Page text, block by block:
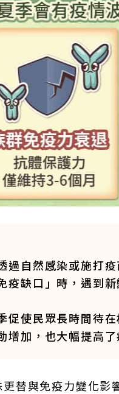
過自然感染或施打
疫缺口」時，遇到
促使民眾長時間待
增加，也大幅提高
替與免疫力變化